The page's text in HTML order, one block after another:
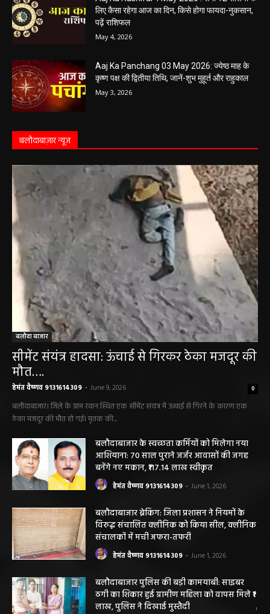
लिए कैसा रहेगा आज का दिन, किसे होगा फायदा-नुकसान,
पढ़ें राशिफल
May 4, 2026
Aaj Ka Panchang 03 May 2026: ज्येष्ठ माह के
कृष्ण पक्ष की द्वितीया तिथि, जानें-शुभ मुहूर्त और राहुकाल
May 3, 2026
बलौदाबाज़ार न्यूज़
बलौदा बाजार
सीमेंट संयंत्र हादसा: ऊंचाई से गिरकर ठेका मजदूर की
मौत….
हेमंत वैष्णव 9131614309 - June 9, 2026 0
बलौदाबाजार। जिले के ग्राम रवान स्थित एक सीमेंट संयंत्र में ऊंचाई से गिरने के कारण एक
ठेका मजदूर की मौत हो गई। मृतक की...
बलौदाबाजार के स्वच्छता कर्मियों को मिलेगा नया
आशियाना: 70 साल पुराने जर्जर आवासों की जगह
बनेंगे नए मकान, ₹117.14 लाख स्वीकृत
हेमंत वैष्णव 9131614309 - June 1, 2026
बलौदाबाजार ब्रेकिंग: जिला प्रशासन ने नियमों के
विरुद्ध संचालित क्लीनिक को किया सील, क्लीनिक
संचालकों में मची अफरा-तफरी
हेमंत वैष्णव 9131614309 - June 1, 2026
बलौदाबाजार पुलिस की बड़ी कामयाबी: साइबर
ठगी का शिकार हुई ग्रामीण महिला को वापस मिले ₹1
लाख, पुलिस ने दिखाई मुस्तैदी